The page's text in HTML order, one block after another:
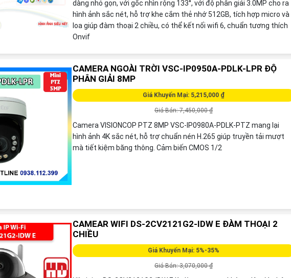
dàng nhỏ gọn, với gốc nhìn rộng 133°, với độ phân giải 3.0MP cho ra
hình ảnh sắc nét, hỗ trợ khe cắm thẻ nhớ 512GB, tích hợp micro và
loa giúp đàm thoại 2 chiều, có thể kết nối wifi 6, chuẩn tương thích
Onvif
CAMERA NGOÀI TRỜI VSC-IP0950A-PDLK-LPR ĐỘ
PHÂN GIẢI 8MP
Giá Khuyến Mại: 5,215,000 ₫
Giá Bán: 7,450,000 ₫
Camera VISIONCOP PTZ 8MP VSC-IP0980A-PDLK-PTZ mang lại
hình ảnh 4K sắc nét, hỗ trợ chuẩn nén H.265 giúp truyền tải mượt
mà tiết kiệm băng thông. Cảm biến CMOS 1/2
CAMEAR WIFI DS-2CV2121G2-IDW E ĐÀM THOẠI 2
CHIỀU
Giá Khuyến Mại: 5%-35%
Giá Bán: 3,070,000 ₫